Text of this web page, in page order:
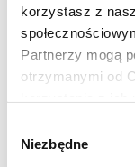
korzystasz z
Partnerzy mogą
otrzymanymi od
zgody
Niezbędne